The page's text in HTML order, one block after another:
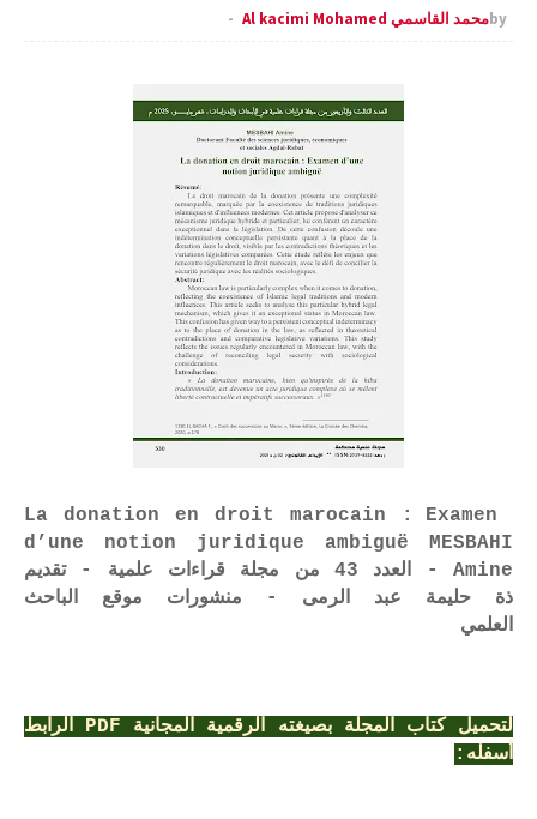
byمحمد القاسمي Al kacimi Mohamed
La donation en droit marocain : Examen
d’une notion juridique ambiguë MESBAHI
Amine - العدد 43 من مجلة قراءات علمية - تقديم
ذة حليمة عبد الرمى - منشورات موقع الباحث
العلمي
لتحميل كتاب المجلة بصيغته الرقمية المجانية PDF الرابط
أسفله: